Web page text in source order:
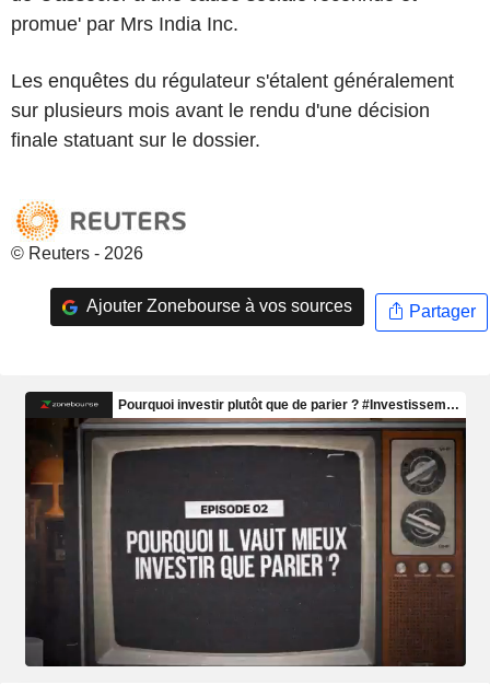
promue' par Mrs India Inc.
Les enquêtes du régulateur s'étalent généralement
sur plusieurs mois avant le rendu d'une décision
finale statuant sur le dossier.
© Reuters - 2026
Ajouter Zonebourse à vos sources Partager